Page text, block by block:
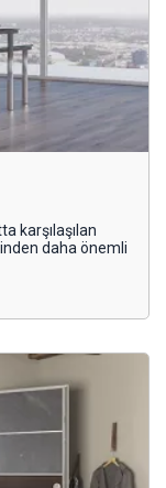
karşılaşılan
daha önemli